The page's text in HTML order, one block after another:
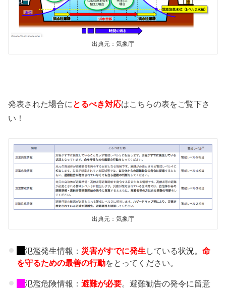
出典元：気象庁
発表された場合に とるべき対応はこちらの表をご覧下さ
い！
出典元：気象庁
氾濫発生情報： 災害がすでに発生 している状況。 命
を守るための最善の行動をとってください。
氾濫危険情報： 避難が必要。避難勧告の発令に留意